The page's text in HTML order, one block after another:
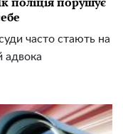
часто стають на
адвока